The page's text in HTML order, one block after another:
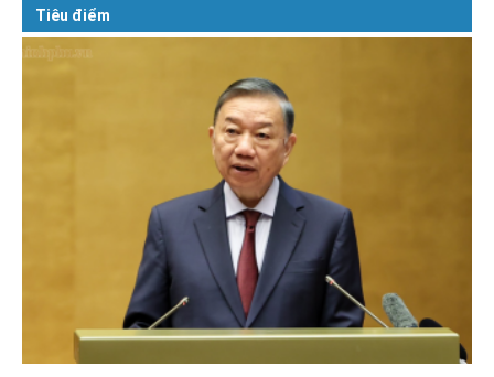
Tiêu điểm